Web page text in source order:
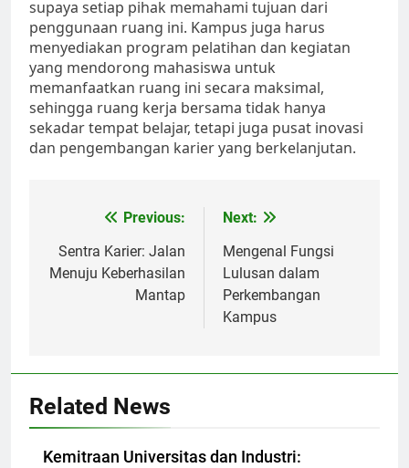
supaya setiap pihak memahami tujuan dari
penggunaan ruang ini. Kampus juga harus
menyediakan program pelatihan dan kegiatan
yang mendorong mahasiswa untuk
memanfaatkan ruang ini secara maksimal,
sehingga ruang kerja bersama tidak hanya
sekadar tempat belajar, tetapi juga pusat inovasi
dan pengembangan karier yang berkelanjutan.
navigation
Previous:
Sentra Karier: Jalan
Menuju Keberhasilan
Mantap
Next:
Mengenal Fungsi
Lulusan dalam
Perkembangan
Kampus
Related News
Kemitraan Universitas dan Industri: